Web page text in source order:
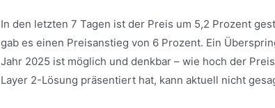
In den letzten 7 Tagen ist der Preis um 5,2 Prozent
gab es einen Preisanstieg von 6 Prozent. Ein
Jahr 2025 ist möglich und denkbar – wie hoch der
Layer 2-Lösung präsentiert hat, kann aktuell nicht